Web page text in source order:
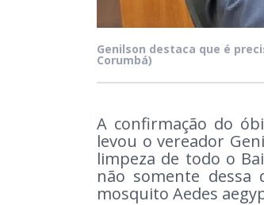
Genilson destaca que é
Corumbá)
A confirmação do
levou o vereador
limpeza de todo o
não somente dessa
mosquito Aedes